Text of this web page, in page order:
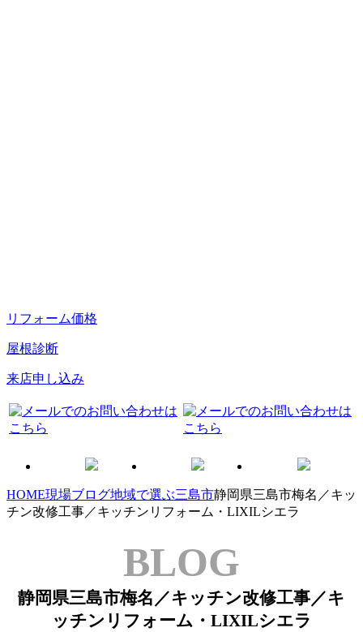
リフォーム価格
屋根診断
来店申し込み
HOME現場ブログ地域で選ぶ三島市静岡県三島市梅名／キッ
チン改修工事／キッチンリフォーム・LIXILシエラ
BLOG
静岡県三島市梅名／キッチン改修工事／キ
ッチンリフォーム・LIXILシエラ